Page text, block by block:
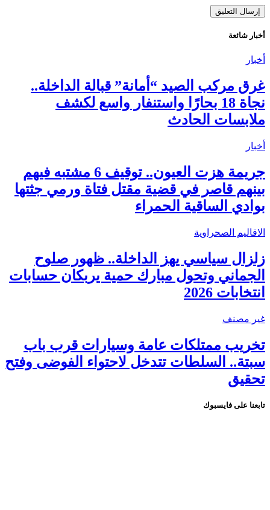
أخبار شائعة
أخبار
غرق مركب الصيد “أمانة” قبالة الداخلة..
نجاة 18 بحارًا واستنفار واسع لكشف
ملابسات الحادث
أخبار
جريمة هزت العيون.. توقيف 6 مشتبه فيهم
بينهم قاصر في قضية مقتل فتاة ورمي جثتها
بوادي الساقية الحمراء
الاقاليم الصحراوية
زلزال سياسي يهز الداخلة.. ظهور صلوح
الجماني وتحول مبارك حمية يربكان حسابات
انتخابات 2026
غير مصنف
تخريب ممتلكات عامة وسيارات قرب باب
سبتة.. السلطات تتدخل لاحتواء الفوضى وفتح
تحقيق
تابعنا على فايسبوك